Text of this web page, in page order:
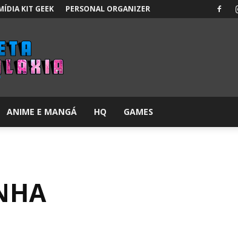
KIT GEEK PERSONAL ORGANIZER
ANIME E MANGÁ HQ GAMES